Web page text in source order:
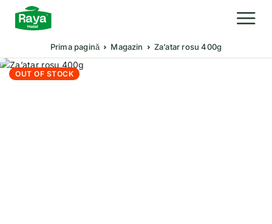
Prima pagină Magazin Za’atar rosu 400g
OUT OF STOCK